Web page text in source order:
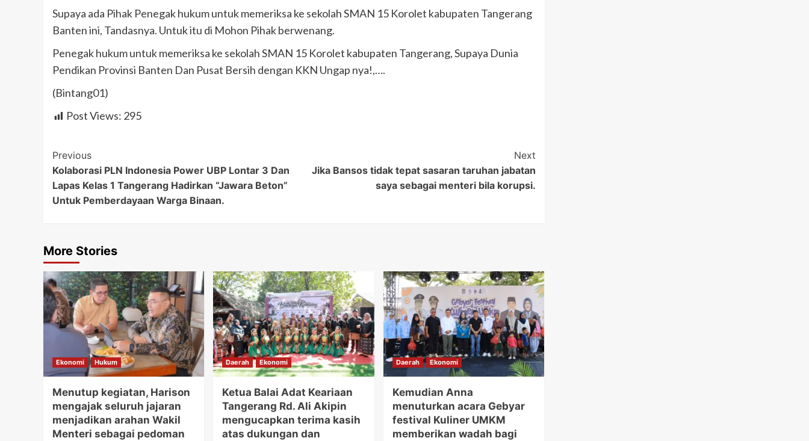
Supaya ada Pihak Penegak hukum untuk memeriksa ke sekolah SMAN 15 Korolet kabupaten Tangerang
Banten ini, Tandasnya. Untuk itu di Mohon Pihak berwenang.
Penegak hukum untuk memeriksa ke sekolah SMAN 15 Korolet kabupaten Tangerang, Supaya Dunia
Pendikan Provinsi Banten Dan Pusat Bersih dengan KKN Ungap nya!,….
(Bintang01)
Post Views: 295
Post
Navigation
Previous
Kolaborasi PLN Indonesia Power UBP Lontar 3 Dan
Lapas Kelas 1 Tangerang Hadirkan “Jawara Beton”
Untuk Pemberdayaan Warga Binaan.
Next
Jika Bansos tidak tepat sasaran taruhan jabatan
saya sebagai menteri bila korupsi.
More Stories
Ekonomi Hukum
Menutup kegiatan, Harison
mengajak seluruh jajaran
menjadikan arahan Wakil
Menteri sebagai pedoman
Daerah Ekonomi
Ketua Balai Adat Keariaan
Tangerang Rd. Ali Akipin
mengucapkan terima kasih
atas dukungan dan
Daerah Ekonomi
Kemudian Anna
menuturkan acara Gebyar
festival Kuliner UMKM
memberikan wadah bagi